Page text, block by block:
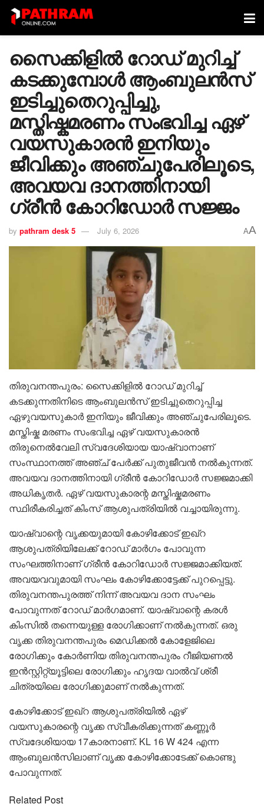
സൈക്കിളിൽ റോഡ് മുറിച്ച്
കടക്കുമ്പോൾ ആംബുലൻസ്
ഇടിച്ചുതെറുപ്പിച്ചു,
മസ്തിഷ്കമരണം സംഭവിച്ച ഏഴ്
വയസുകാരൻ ഇനിയും
ജീവിക്കും അഞ്ചുപേരിലൂടെ,
അവയവ ദാനത്തിനായി
ഗ്രീൻ കോറിഡോർ സജ്ജം
by pathram desk 5 July 6, 2026 AA
തിരുവനന്തപുരം: സൈക്കിളിൽ റോഡ് മുറിച്ച്
കടക്കുന്നതിനിടെ ആംബുലൻസ് ഇടിച്ചുതെറുപ്പിച്ച
ഏഴുവയസുകാർ ഇനിയും ജീവിക്കും അഞ്ചുപേരിലൂടെ.
മസ്തിഷ്ക മരണം സംഭവിച്ച ഏഴ് വയസുകാരൻ
തിരുനെൽവേലി സ്വദേശിയായ യാഷ്വാനാണ്
സംസ്ഥാനത്ത് അഞ്ച് പേർക്ക് പുതുജീവൻ നൽകുന്നത്.
അവയവ ദാനത്തിനായി ഗ്രീൻ കോറിഡോർ സജ്ജമാക്കി
അധികൃതർ. ഏഴ് വയസുകാരന്റ മസ്തിഷ്കമരണം
സ്ഥിരീകരിച്ചത് കിംസ് ആശുപത്രിയിൽ വച്ചായിരുന്നു.
യാഷ്വാന്റെ വൃക്കയുമായി കോഴിക്കോട് ഇഖ്റ
ആശുപത്രിയിലേക്ക് റോഡ് മാർഗം പോവുന്ന
സംഘത്തിനാണ് ഗ്രീൻ കോറിഡോർ സജ്ജമാക്കിയത്.
അവയവവുമായി സംഘം കോഴിക്കോട്ടേക്ക് പുറപ്പെട്ടു.
തിരുവനന്തപുരത്ത് നിന്ന് അവയവ ദാന സംഘം
പോവുന്നത് റോഡ് മാർഗമാണ്. യാഷ്വാന്റെ കരൾ
കിംസിൽ തന്നെയുള്ള രോഗിക്കാണ് നൽകുന്നത്. ഒരു
വൃക്ക തിരുവനന്തപുരം മെഡിക്കൽ കോളേജിലെ
രോഗിക്കും കോർണിയ തിരുവനന്തപുരം റീജിയണൽ
ഇൻസ്റ്റിറ്റ്യൂട്ടിലെ രോഗിക്കും ഹൃദയ വാൽവ് ശ്രീ
ചിത്രയിലെ രോഗിക്കുമാണ് നൽകുന്നത്.
കോഴിക്കോട് ഇഖ്റ ആശുപത്രിയിൽ ഏഴ്
വയസുകാരന്റെ വൃക്ക സ്വീകരിക്കുന്നത് കണ്ണൂർ
സ്വദേശിയായ 17കാരനാണ്. KL 16 W 424 എന്ന
ആംബുലൻസിലാണ് വൃക്ക കോഴിക്കോടേക്ക് കൊണ്ടു
പോവുന്നത്.
Related Post